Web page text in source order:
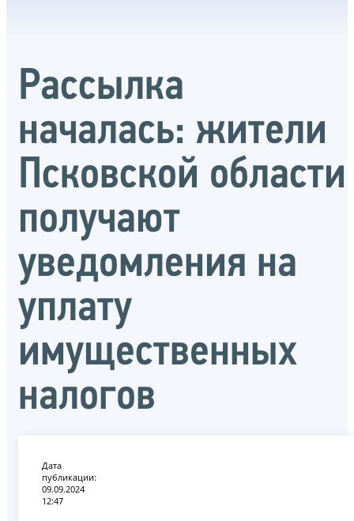
Рассылка
началась: жители
Псковской области
получают
уведомления на
уплату
имущественных
налогов
Дата
публикации:
09.09.2024
12:47